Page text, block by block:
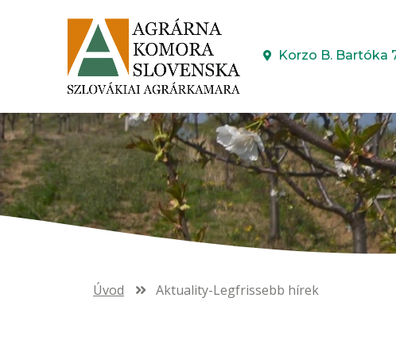
Korzo B. Bartóka
Úvod Aktuality-Legfrissebb hírek